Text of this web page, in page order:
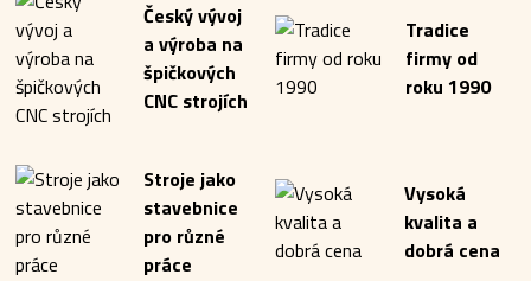
Český vývoj
a výroba na
špičkových
CNC strojích
Tradice
firmy od
roku 1990
Stroje jako
stavebnice
pro různé
práce
Vysoká
kvalita a
dobrá cena